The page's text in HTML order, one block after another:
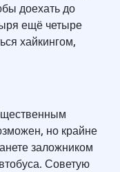
доехать до
ещё четыре
хайкингом,
но крайне
заложником
Советую